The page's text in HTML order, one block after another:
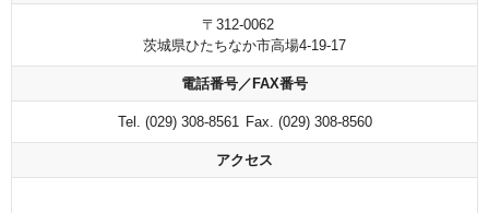
〒312-0062
茨城県ひたちなか市高場4-19-17
電話番号／FAX番号
Tel. (029) 308-8561 Fax. (029) 308-8560
アクセス